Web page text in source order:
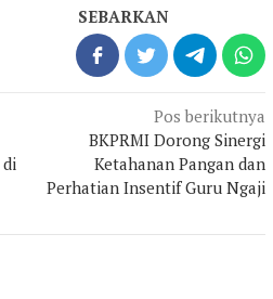
SEBARKAN
di
Pos berikutnya
BKPRMI Dorong Sinergi
Ketahanan Pangan dan
Perhatian Insentif Guru Ngaji